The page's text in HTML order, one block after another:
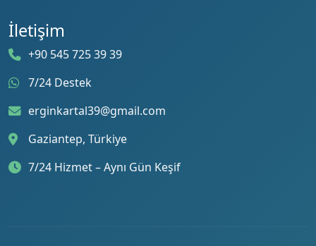
İletişim
+90 545 725 39 39
7/24 Destek
erginkartal39@gmail.com
Gaziantep, Türkiye
7/24 Hizmet – Aynı Gün Keşif